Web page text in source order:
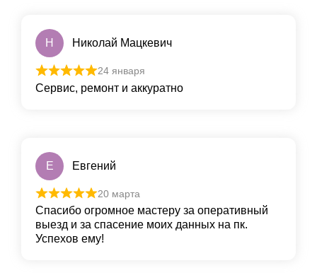
Н Николай Мацкевич
24 января
Сервис, ремонт и аккуратно
Е Евгений
20 марта
Спасибо огромное мастеру за оперативный
выезд и за спасение моих данных на пк.
Успехов ему!